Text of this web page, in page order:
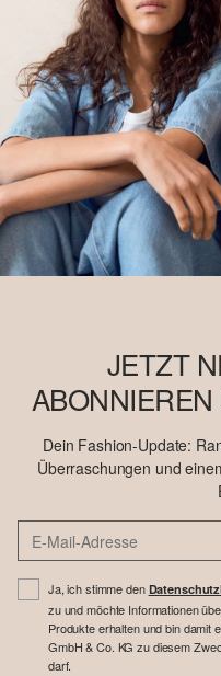
JETZT
Dein Fashion-Update:
Überraschungen und
Ja, ich stimme den
zu und möchte Informationen
Produkte erhalten und bin damit
GmbH & Co. KG zu diesem
darf.